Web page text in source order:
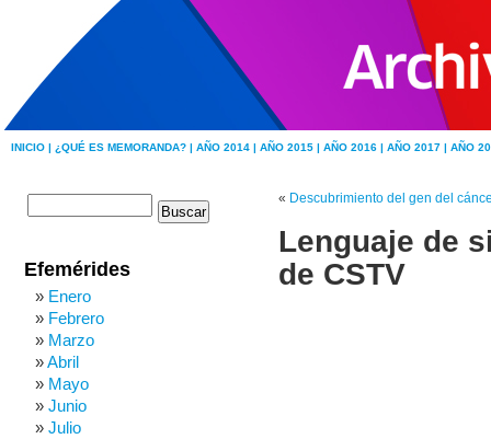
INICIO | ¿QUÉ ES MEMORANDA? | AÑO 2014 | AÑO 2015 | AÑO 2016 | AÑO 2017 | AÑO
« Descubrimiento del gen del
Lenguaje de
de CSTV
Efemérides
Enero
Febrero
Marzo
Abril
Mayo
Junio
Julio